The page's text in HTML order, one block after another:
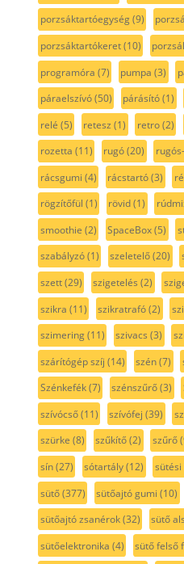
porzsáktartóegység(9)
porzsáktartókeret(10)
programóra (7) pumpa (3)
páraelszívó(50) párásító(1)
relé (5) retesz (1) retro(2)
rozetta (11) rugó(20)
rácsgumi (4) rácstartó(3)
rögzítőfül (1) rövid(1)
smoothie (2) SpaceBox(5)
szabályzó(1) szeletelő(20)
szett(29) szigetelés (2)
szikra (11) szikratrafó(2)
szimering(11) szivacs (3)
szárítógép szíj (14) szén(7)
Szénkefék(7) szénszűrő(3)
szívócső(11) szívófej (39)
szürke (8) szűkítő(2) szűrő
sín(27) sótartály(12) sütési
sütő(377) sütőajtó gumi (10)
sütőajtó zsanérok(32) sütő
sütőelektronika (4) sütő felső